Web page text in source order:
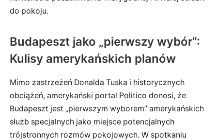
do pokoju.
Budapeszt jako „pierwszy wybór”:
Kulisy amerykańskich planów
Mimo zastrzeżeń Donalda Tuska i historycznych
obciążeń, amerykański portal Politico donosi, że
Budapeszt jest „pierwszym wyborem” amerykańskich
służb specjalnych jako miejsce potencjalnych
trójstronnych rozmów pokojowych. W spotkaniu